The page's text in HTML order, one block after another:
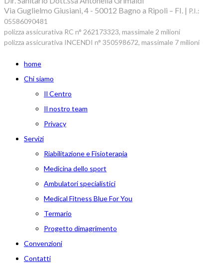
Via Guglielmo Giusiani, 4 - 50012 Bagno a Ripoli – FI. | P.I.:
05586090481
polizza assicurativa RC n° 262173323, massimale 2 milioni
polizza assicurativa INCENDI n° 350598672, massimale 7 milioni
home
Chi siamo
Il Centro
Il nostro team
Privacy
Servizi
Riabilitazione e Fisioterapia
Medicina dello sport
Ambulatori specialistici
Medical Fitness Blue For You
Termario
Progetto dimagrimento
Convenzioni
Contatti